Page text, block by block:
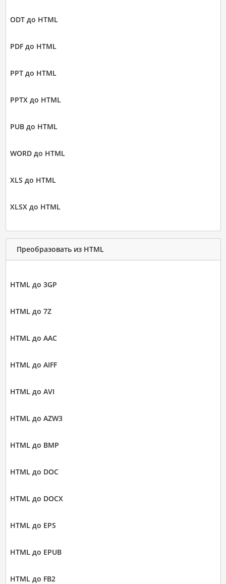
ODT до HTML
PDF до HTML
PPT до HTML
PPTX до HTML
PUB до HTML
WORD до HTML
XLS до HTML
XLSX до HTML
Преобразовать из HTML
HTML до 3GP
HTML до 7Z
HTML до AAC
HTML до AIFF
HTML до AVI
HTML до AZW3
HTML до BMP
HTML до DOC
HTML до DOCX
HTML до EPS
HTML до EPUB
HTML до FB2